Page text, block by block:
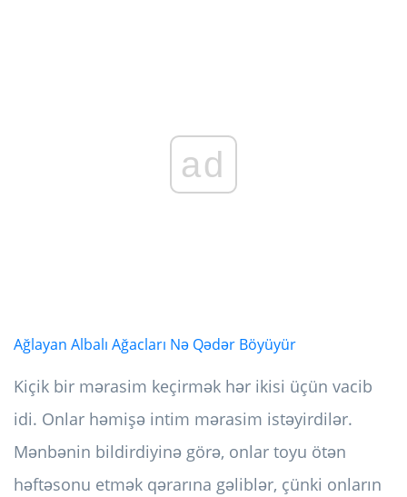
ad
Ağlayan Albalı Ağacları Nə Qədər Böyüyür
Kiçik bir mərasim keçirmək hər ikisi üçün vacib
idi. Onlar həmişə intim mərasim istəyirdilər.
Mənbənin bildirdiyinə görə, onlar toyu ötən
həftəsonu etmək qərarına gəliblər, çünki onların